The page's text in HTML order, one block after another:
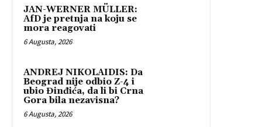
JAN-WERNER MÜLLER:
AfD je pretnja na koju se
mora reagovati
6 Augusta, 2026
ANDREJ NIKOLAIDIS: Da
Beograd nije odbio Z-4 i
ubio Đinđića, da li bi Crna
Gora bila nezavisna?
6 Augusta, 2026